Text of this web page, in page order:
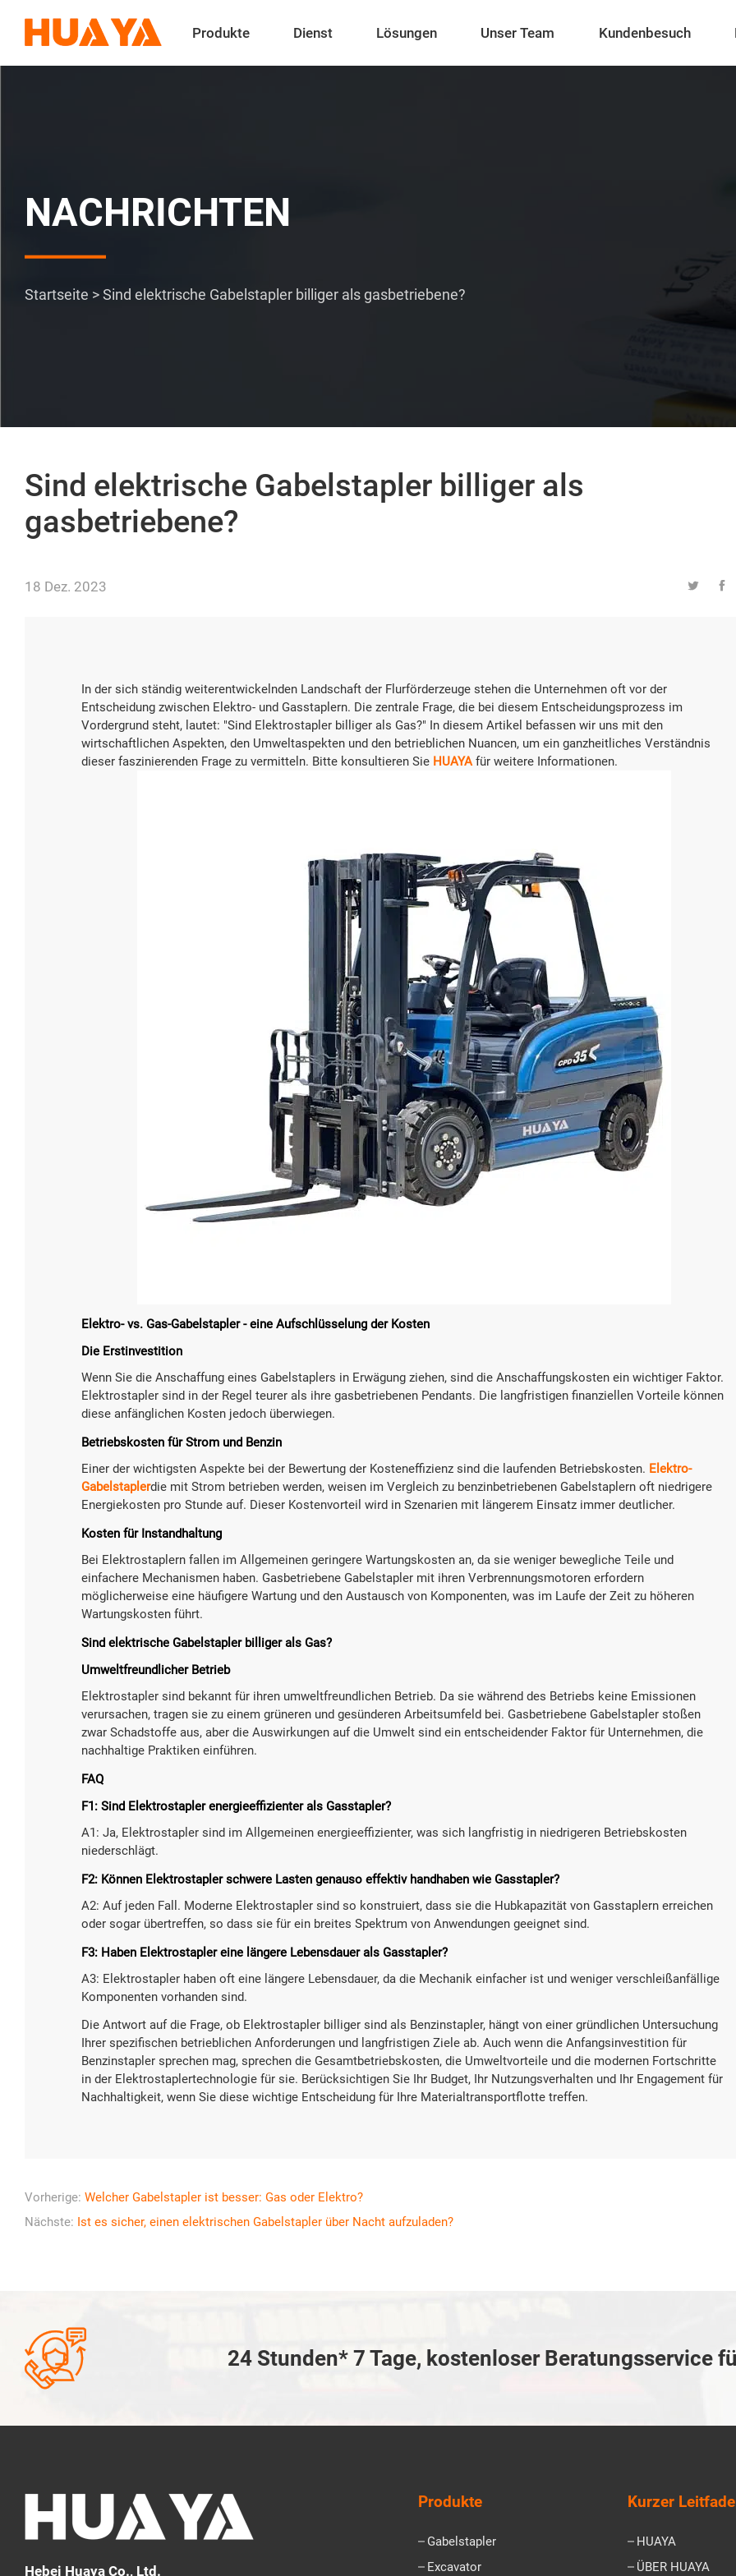
Produkte Dienst Lösungen Unser Team Kundenbesuch
NACHRICHTEN
Startseite >Sind elektrische Gabelstapler billiger als gasbetriebene?
Sind elektrische Gabelstapler billiger als
gasbetriebene?
18 Dez. 2023  
In der sich ständig weiterentwickelnden Landschaft der Flurförderzeuge stehen die Unternehmen oft vor der
Entscheidung zwischen Elektro- und Gasstaplern. Die zentrale Frage, die bei diesem Entscheidungsprozess im
Vordergrund steht, lautet: "Sind Elektrostapler billiger als Gas?" In diesem Artikel befassen wir uns mit den
wirtschaftlichen Aspekten, den Umweltaspekten und den betrieblichen Nuancen, um ein ganzheitliches Verständnis
dieser faszinierenden Frage zu vermitteln. Bitte konsultieren Sie HUAYAfür weitere Informationen.
Elektro- vs. Gas-Gabelstapler - eine Aufschlüsselung der Kosten
Die Erstinvestition
Wenn Sie die Anschaffung eines Gabelstaplers in Erwägung ziehen, sind die Anschaffungskosten ein wichtiger Faktor.
Elektrostapler sind in der Regel teurer als ihre gasbetriebenen Pendants. Die langfristigen finanziellen Vorteile können
diese anfänglichen Kosten jedoch überwiegen.
Betriebskosten für Strom und Benzin
Einer der wichtigsten Aspekte bei der Bewertung der Kosteneffizienz sind die laufenden Betriebskosten. Elektro-
Gabelstaplerdie mit Strom betrieben werden, weisen im Vergleich zu benzinbetriebenen Gabelstaplern oft niedrigere
Energiekosten pro Stunde auf. Dieser Kostenvorteil wird in Szenarien mit längerem Einsatz immer deutlicher.
Kosten für Instandhaltung
Bei Elektrostaplern fallen im Allgemeinen geringere Wartungskosten an, da sie weniger bewegliche Teile und
einfachere Mechanismen haben. Gasbetriebene Gabelstapler mit ihren Verbrennungsmotoren erfordern
möglicherweise eine häufigere Wartung und den Austausch von Komponenten, was im Laufe der Zeit zu höheren
Wartungskosten führt.
Sind elektrische Gabelstapler billiger als Gas?
Umweltfreundlicher Betrieb
Elektrostapler sind bekannt für ihren umweltfreundlichen Betrieb. Da sie während des Betriebs keine Emissionen
verursachen, tragen sie zu einem grüneren und gesünderen Arbeitsumfeld bei. Gasbetriebene Gabelstapler stoßen
zwar Schadstoffe aus, aber die Auswirkungen auf die Umwelt sind ein entscheidender Faktor für Unternehmen, die
nachhaltige Praktiken einführen.
FAQ
F1: Sind Elektrostapler energieeffizienter als Gasstapler?
A1: Ja, Elektrostapler sind im Allgemeinen energieeffizienter, was sich langfristig in niedrigeren Betriebskosten
niederschlägt.
F2: Können Elektrostapler schwere Lasten genauso effektiv handhaben wie Gasstapler?
A2: Auf jeden Fall. Moderne Elektrostapler sind so konstruiert, dass sie die Hubkapazität von Gasstaplern erreichen
oder sogar übertreffen, so dass sie für ein breites Spektrum von Anwendungen geeignet sind.
F3: Haben Elektrostapler eine längere Lebensdauer als Gasstapler?
A3: Elektrostapler haben oft eine längere Lebensdauer, da die Mechanik einfacher ist und weniger verschleißanfällige
Komponenten vorhanden sind.
Die Antwort auf die Frage, ob Elektrostapler billiger sind als Benzinstapler, hängt von einer gründlichen Untersuchung
Ihrer spezifischen betrieblichen Anforderungen und langfristigen Ziele ab. Auch wenn die Anfangsinvestition für
Benzinstapler sprechen mag, sprechen die Gesamtbetriebskosten, die Umweltvorteile und die modernen Fortschritte
in der Elektrostaplertechnologie für sie. Berücksichtigen Sie Ihr Budget, Ihr Nutzungsverhalten und Ihr Engagement für
Nachhaltigkeit, wenn Sie diese wichtige Entscheidung für Ihre Materialtransportflotte treffen.
Vorherige: Welcher Gabelstapler ist besser: Gas oder Elektro?
Nächste: Ist es sicher, einen elektrischen Gabelstapler über Nacht aufzuladen?
4,5 Tonnen Elektro-Gabelstapler
CPD45
Tragfähigkeit (kg):
4500
Batteriespannung/Kapazität:
Benutzerdefiniert
Batterie-Typ:
Blei-Säure/Lithium-Batterie
 Mehr erfahren  Angebot einholen
3 Tonnen Elektro-
CPD30
Tragfähigkeit (kg):
3000
Batteriespannung/Kapazität:
Benutzerdefiniert
Batterie-Typ:
Blei-Säure/Lithium-
 Mehr erfahren
 24 Stunden* 7 Tage, kostenloser Beratungsservice
Hebei Huaya Co., Ltd.
Produkte
Gabelstapler
Excavator
Kurzer
HUAYA
ÜBER HUAYA